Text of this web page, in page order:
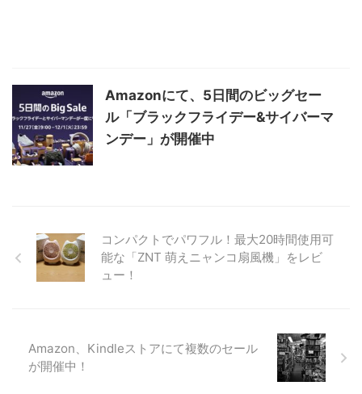
Amazonにて、5日間のビッグセー
ル「ブラックフライデー&サイバーマ
ンデー」が開催中
コンパクトでパワフル！最大20時間使用可
能な「ZNT 萌えニャンコ扇風機」をレビ
ュー！
Amazon、Kindleストアにて複数のセール
が開催中！